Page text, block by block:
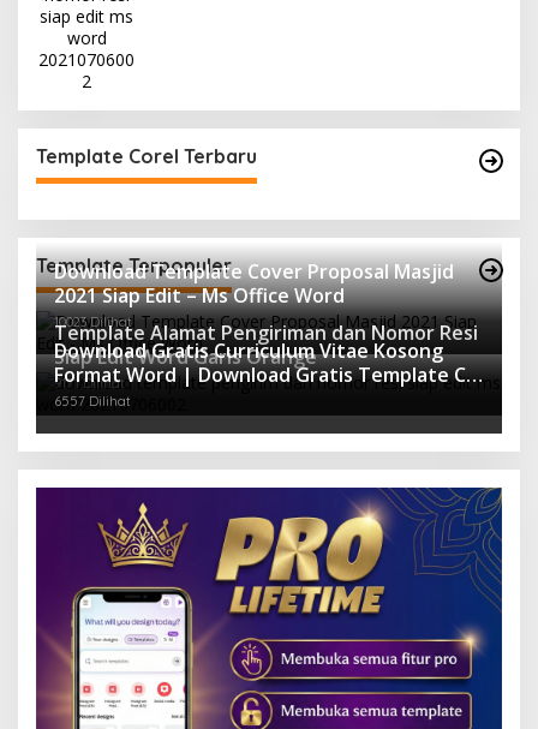
Template Corel Terbaru
Template Terpopuler
Download Template Cover Proposal Masjid
2021 Siap Edit – Ms Office Word
10023 Dilihat
Template Alamat Pengiriman dan Nomor Resi
Siap Edit Word Garis Orange
9171 Dilihat
Download Gratis Curriculum Vitae Kosong
Format Word | Download Gratis Template CV
Lamaran Kerja Doc Mudah Diedit
6557 Dilihat